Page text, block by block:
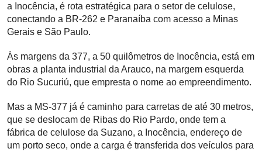
a Inocência, é rota estratégica para o setor de celulose,
conectando a BR-262 e Paranaíba com acesso a Minas
Gerais e São Paulo.
Às margens da 377, a 50 quilômetros de Inocência, está em
obras a planta industrial da Arauco, na margem esquerda
do Rio Sucuriú, que empresta o nome ao empreendimento.
Mas a MS-377 já é caminho para carretas de até 30 metros,
que se deslocam de Ribas do Rio Pardo, onde tem a
fábrica de celulose da Suzano, a Inocência, endereço de
um porto seco, onde a carga é transferida dos veículos para